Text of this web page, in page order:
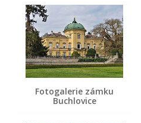
Fotogalerie zámku
Buchlovice